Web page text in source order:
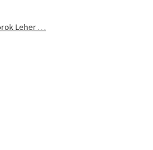
Leher …